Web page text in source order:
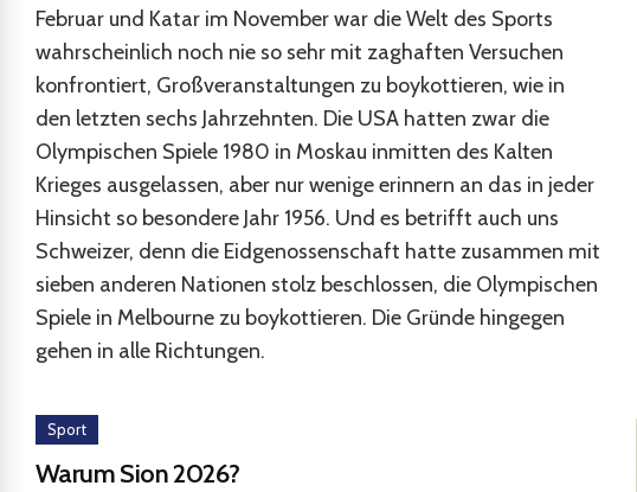
Februar und Katar im November war die Welt des Sports
wahrscheinlich noch nie so sehr mit zaghaften Versuchen
konfrontiert, Großveranstaltungen zu boykottieren, wie in
den letzten sechs Jahrzehnten. Die USA hatten zwar die
Olympischen Spiele 1980 in Moskau inmitten des Kalten
Krieges ausgelassen, aber nur wenige erinnern an das in jeder
Hinsicht so besondere Jahr 1956. Und es betrifft auch uns
Schweizer, denn die Eidgenossenschaft hatte zusammen mit
sieben anderen Nationen stolz beschlossen, die Olympischen
Spiele in Melbourne zu boykottieren. Die Gründe hingegen
gehen in alle Richtungen.
Sport
Warum Sion 2026?